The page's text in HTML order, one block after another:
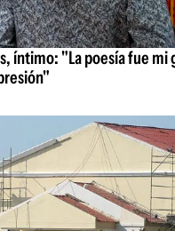
íntimo: "La poesía fue mi